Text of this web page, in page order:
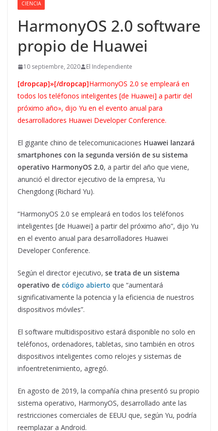
CIENCIA
HarmonyOS 2.0 software
propio de Huawei
10 septiembre, 2020 El Independiente
[dropcap]»[/dropcap]HarmonyOS 2.0 se empleará en
todos los teléfonos inteligentes [de Huawei] a partir del
próximo año», dijo Yu en el evento anual para
desarrolladores Huawei Developer Conference.
El gigante chino de telecomunicaciones Huawei lanzará
smartphones con la segunda versión de su sistema
operativo HarmonyOS 2.0, a partir del año que viene,
anunció el director ejecutivo de la empresa, Yu
Chengdong (Richard Yu).
“HarmonyOS 2.0 se empleará en todos los teléfonos
inteligentes [de Huawei] a partir del próximo año”, dijo Yu
en el evento anual para desarrolladores Huawei
Developer Conference.
Según el director ejecutivo, se trata de un sistema
operativo de código abierto que “aumentará
significativamente la potencia y la eficiencia de nuestros
dispositivos móviles”.
El software multidispositivo estará disponible no solo en
teléfonos, ordenadores, tabletas, sino también en otros
dispositivos inteligentes como relojes y sistemas de
infoentretenimiento, agregó.
En agosto de 2019, la compañía china presentó su propio
sistema operativo, HarmonyOS, desarrollado ante las
restricciones comerciales de EEUU que, según Yu, podría
reemplazar a Android.